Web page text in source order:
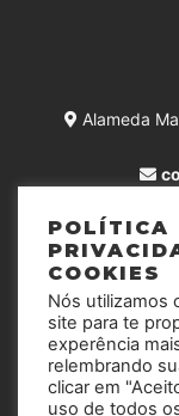
Alameda
POLÍTICA
COOKIES
Nós utilizamos
site para te
experência
relembrando
clicar em
uso de todos